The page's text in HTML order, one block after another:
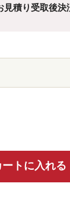
積り受取後決
トに入れる